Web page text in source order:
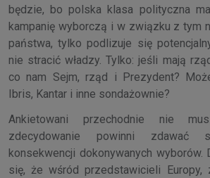
będzie, bo polska klasa polityczna
kampanię wyborczą i w związku z tym
państwa, tylko podlizuje się
nie stracić władzy. Tylko: jeśli mają
co nam Sejm, rząd i Prezydent?
Ibris, Kantar i inne sondażownie?
Ankietowani przechodnie nie
zdecydowanie powinni
konsekwencji dokonywanych wyborów.
się, że wśród przedstawicieli